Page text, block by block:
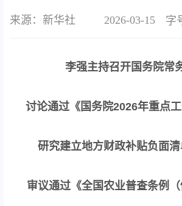
来源：新华社 2026-03-15 字
李强主持召开国务院常
讨论通过《国务院2026年重点工
研究建立地方财政补贴负面
审议通过《全国农业普查条例（